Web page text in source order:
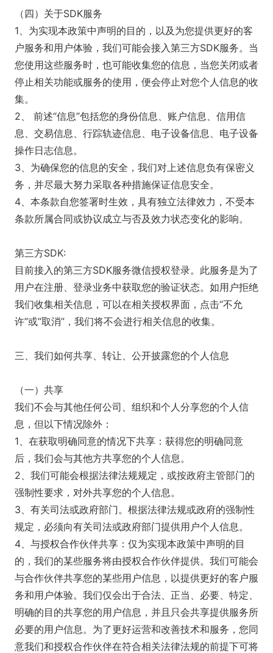
（四）关于SDK服务
1、为实现本政策中声明的目的，以及为您提供更好的客
户服务和用户体验，我们可能会接入第三方SDK服务。当
您使用这些服务时，也可能收集您的信息，当您关闭或者
停止相关功能或服务的使用，便会停止对您个人信息的收
集。
2、 前述“信息”包括您的身份信息、账户信息、信用信
息、交易信息、行踪轨迹信息、电子设备信息、电子设备
操作日志信息。
3、为确保您的信息的安全，我们对上述信息负有保密义
务，并尽最大努力采取各种措施保证信息安全。
4、本条款自您签署时生效，具有独立法律效力，不受本
条款所属合同或协议成立与否及效力状态变化的影响。
第三方SDK:
目前接入的第三方SDK服务微信授权登录。此服务是为了
用户在注册、登录业务中获取您的验证状态。如用户拒绝
我们收集相关信息，可以在相关授权界面，点击“不允
许”或“取消”，我们将不会进行相关信息的收集。
三、我们如何共享、转让、公开披露您的个人信息
（一）共享
我们不会与其他任何公司、组织和个人分享您的个人信
息，但以下情况除外：
1、在获取明确同意的情况下共享：获得您的明确同意
后，我们会与其他方共享您的个人信息。
2、我们可能会根据法律法规规定，或按政府主管部门的
强制性要求，对外共享您的个人信息。
3、有关司法或政府部门。根据法律法规或政府的强制性
规定，必须向有关司法或政府部门提供用户个人信息。
4、与授权合作伙伴共享：仅为实现本政策中声明的目
的，我们的某些服务将由授权合作伙伴提供。我们可能会
与合作伙伴共享您的某些用户信息，以提供更好的客户服
务和用户体验。我们仅会出于合法、正当、必要、特定、
明确的目的共享您的用户信息，并且只会共享提供服务所
必要的用户信息。为了更好运营和改善技术和服务，您同
意我们和授权合作伙伴在符合相关法律法规的前提下可将